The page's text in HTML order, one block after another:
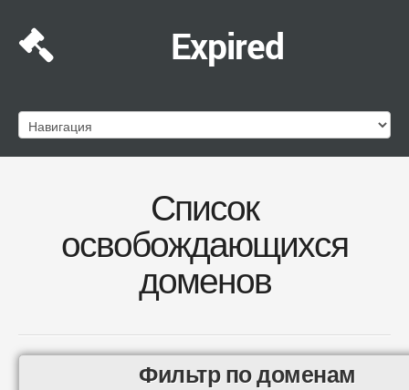
Expired
Список
освобождающихся
доменов
Фильтр по доменам